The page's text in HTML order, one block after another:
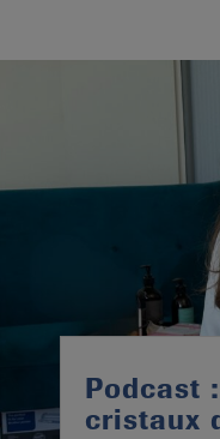
Podcast
cristaux